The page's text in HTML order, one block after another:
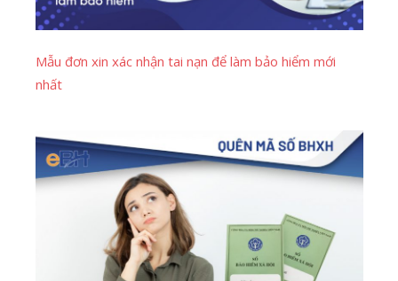
Mẫu đơn xin xác nhận tai nạn để làm bảo hiểm mới
nhất